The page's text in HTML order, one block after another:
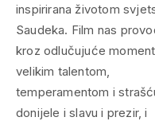
inspirirana životom
Saudeka. Film nas
kroz odlučujuće
velikim talentom,
temperamentom i
donijele i slavu i prezir, i